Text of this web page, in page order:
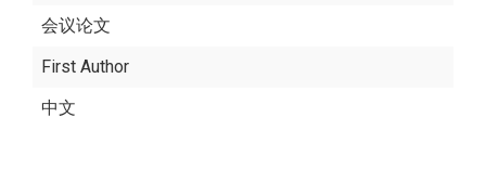
会议论文
First Author
中文